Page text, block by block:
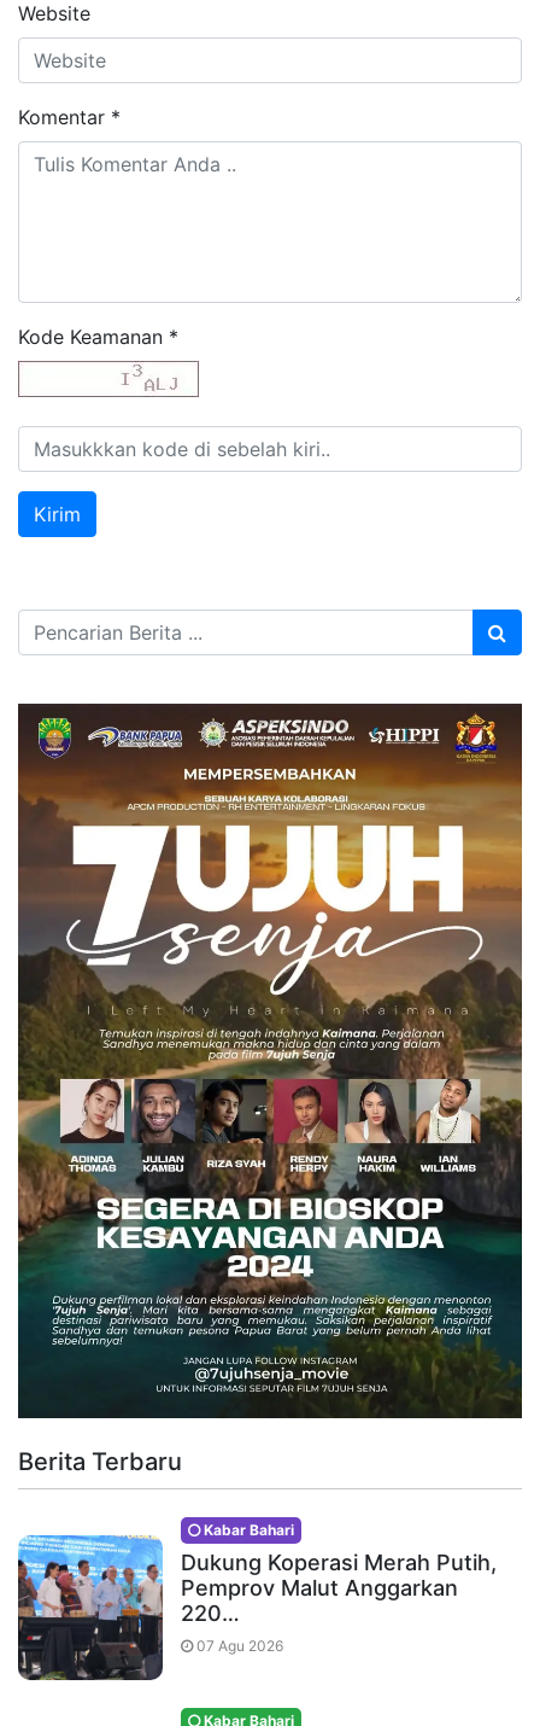
Website
Komentar *
Kode Keamanan *
Berita Terbaru
Kabar Bahari
Dukung Koperasi Merah Putih,
Pemprov Malut Anggarkan
220…
07 Agu 2026
Kabar Bahari